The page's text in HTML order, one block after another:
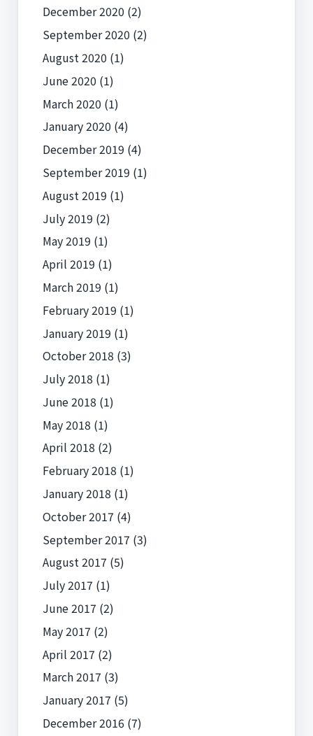
December 2020 (2)
September 2020 (2)
August 2020 (1)
June 2020 (1)
March 2020 (1)
January 2020 (4)
December 2019 (4)
September 2019 (1)
August 2019 (1)
July 2019 (2)
May 2019 (1)
April 2019 (1)
March 2019 (1)
February 2019 (1)
January 2019 (1)
October 2018 (3)
July 2018 (1)
June 2018 (1)
May 2018 (1)
April 2018 (2)
February 2018 (1)
January 2018 (1)
October 2017 (4)
September 2017 (3)
August 2017 (5)
July 2017 (1)
June 2017 (2)
May 2017 (2)
April 2017 (2)
March 2017 (3)
January 2017 (5)
December 2016(7)